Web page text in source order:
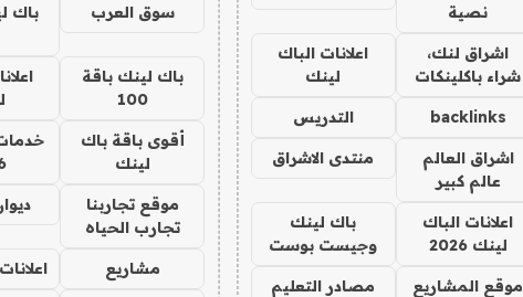
نصية
اشراق لنك،
شراء باكلينكات
اعلانات الباك
لينك
backlinks التدريس
اشراق العالم
عالم كبير
منتدى الاشراق
اعلانات الباك
لينك 2026
باك لينك
وجيست بوست
موقع المشاريع
مصادر التعليم
سوق العرب
باك
باك لينك باقة
100
أقوى باقة باك
لينك
موقع تجاربنا
تجارب الحياه
مشاريع